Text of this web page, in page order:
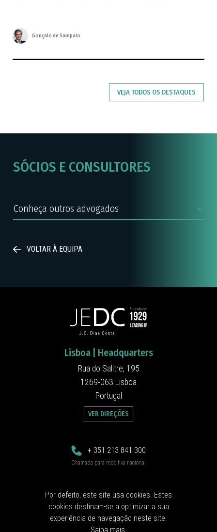
Gonçalo de Sampaio
VEJA TODOS OS DESTAQUES
SÓCIOS E CONSULTORES
VOLTAR À EQUIPA
Lisboa | Headquarters
Rua do Salitre, 195
1269-063 Lisboa
Portugal
VER DIREÇÕES
+ 351 213 841 300
Chamada para rede fixa nacional
Siga-nos
Por defeito, este site usa cookies. Estes
cookies destinam-se a optimizar a sua
experiência de navegação neste site.
Saiba mais